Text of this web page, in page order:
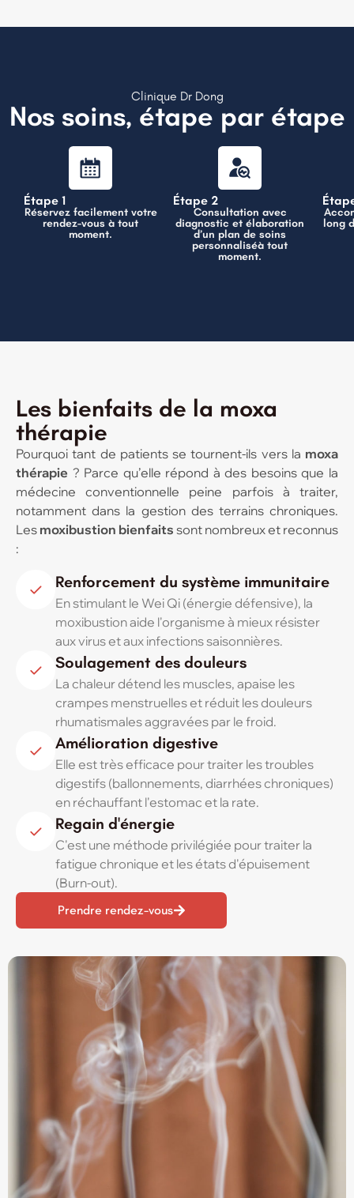
Clinique Dr Dong
Nos soins, étape par étape
Étape 1
Réservez facilement votre
rendez-vous à tout
moment.
Étape 2
Consultation avec
diagnostic et élaboration
d’un plan de soins
personnaliséà tout
moment.
long
Les bienfaits de la moxa
thérapie
Pourquoi tant de patients se tournent-ils vers la moxa
thérapie ? Parce qu’elle répond à des besoins que la
médecine conventionnelle peine parfois à traiter,
notamment dans la gestion des terrains chroniques.
Les moxibustion bienfaits sont nombreux et reconnus
:
Renforcement du système immunitaire
En stimulant le Wei Qi (énergie défensive), la
moxibustion aide l'organisme à mieux résister
aux virus et aux infections saisonnières.
Soulagement des douleurs
La chaleur détend les muscles, apaise les
crampes menstruelles et réduit les douleurs
rhumatismales aggravées par le froid.
Amélioration digestive
Elle est très efficace pour traiter les troubles
digestifs (ballonnements, diarrhées chroniques)
en réchauffant l'estomac et la rate.
Regain d'énergie
C'est une méthode privilégiée pour traiter la
fatigue chronique et les états d'épuisement
(Burn-out).
Prendre rendez-vous